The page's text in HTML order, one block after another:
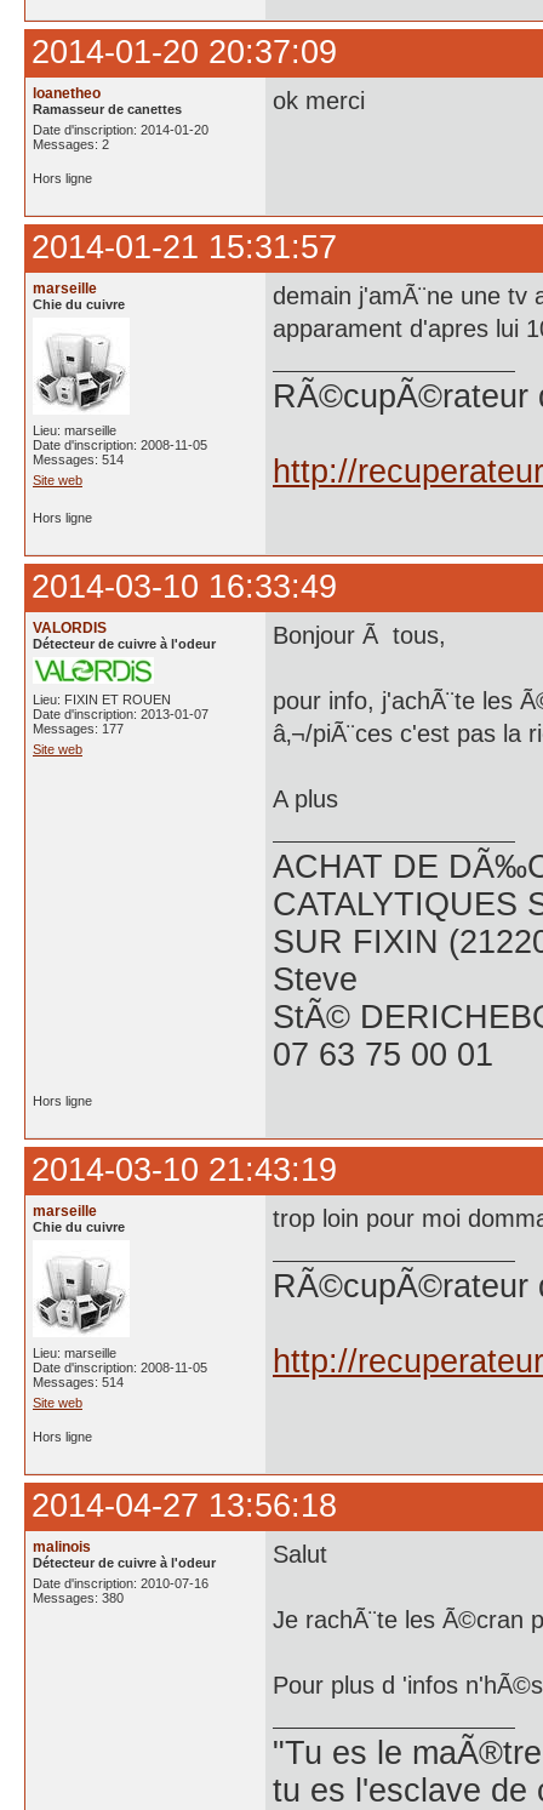
2014-01-20 20:37:09
loanetheo
Ramasseur de canettes
Date d'inscription: 2014-01-20
Messages: 2
ok merci
Hors ligne
2014-01-21 15:31:57
marseille
Chie du cuivre
Lieu: marseille
Date d'inscription: 2008-11-05
Messages: 514
Site web
demain j'amÃ¨ne une tv
apparament d'apres lui
RÃ©cupÃ©rateur
http://
Hors ligne
2014-03-10 16:33:49
VALORDIS
Détecteur de cuivre à l'odeur
Lieu: FIXIN ET ROUEN
Date d'inscription: 2013-01-07
Messages: 177
Site web
Bonjour Ã tous,
pour info, j'achÃ¨te les
â‚¬/piÃ¨ces c'est pas la
A plus
ACHAT DE
CATALYTIQUES
SUR FIXIN
Steve
StÃ©
07 63 75 00 01
Hors ligne
2014-03-10 21:43:19
marseille
Chie du cuivre
Lieu: marseille
Date d'inscription: 2008-11-05
Messages: 514
Site web
trop loin pour moi
RÃ©cupÃ©rateur
http://
Hors ligne
2014-04-27 13:56:18
malinois
Détecteur de cuivre à l'odeur
Date d'inscription: 2010-07-16
Messages: 380
Salut
Je rachÃ¨te les Ã©cran
Pour plus d 'infos
"Tu es le
tu es l'esclave de